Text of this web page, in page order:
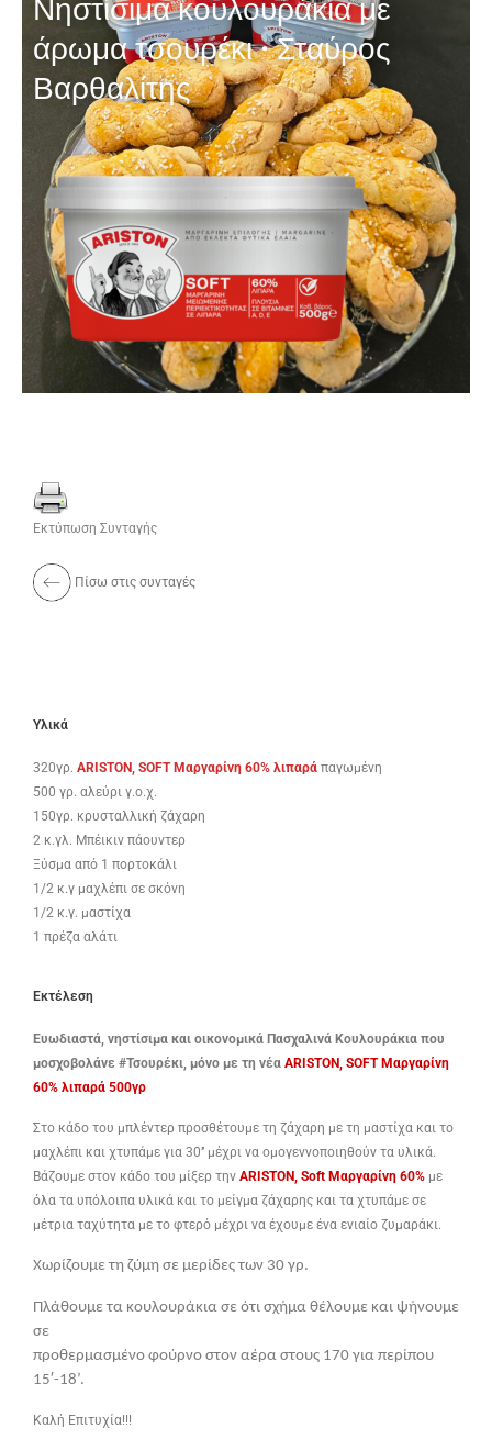
Νηστίσιμα κουλουράκια με
άρωμα τσουρέκι · Σταύρος
Βαρθαλίτης
Εκτύπωση Συνταγής
Πίσω στις συνταγές
Υλικά
320γρ. ARISTON, SOFT Μαργαρίνη 60% λιπαρά παγωμένη
500 γρ. αλεύρι γ.ο.χ.
150γρ. κρυσταλλική ζάχαρη
2 κ.γλ. Μπέικιν πάουντερ
Ξύσμα από 1 πορτοκάλι
1/2 κ.γ μαχλέπι σε σκόνη
1/2 κ.γ. μαστίχα
1 πρέζα αλάτι
Εκτέλεση
Ευωδιαστά, νηστίσιμα και οικονομικά Πασχαλινά Κουλουράκια που
μοσχοβολάνε #Τσουρέκι, μόνο με τη νέα ARISTON, SOFT Μαργαρίνη
60% λιπαρά 500γρ
Στο κάδο του μπλέντερ προσθέτουμε τη ζάχαρη με τη μαστίχα και το
μαχλέπι και χτυπάμε για 30’’ μέχρι να ομογεννοποιηθούν τα υλικά.
Βάζουμε στον κάδο του μίξερ την ARISTON, Soft Μαργαρίνη 60% με
όλα τα υπόλοιπα υλικά και το μείγμα ζάχαρης και τα χτυπάμε σε
μέτρια ταχύτητα με το φτερό μέχρι να έχουμε ένα ενιαίο ζυμαράκι.
Χωρίζουμε τη ζύμη σε μερίδες των 30 γρ.
Πλάθουμε τα κουλουράκια σε ότι σχήμα θέλουμε και ψήνουμε
σε
προθερμασμένο φούρνο στον αέρα στους 170 για περίπου
15′-18’.
Καλή Επιτυχία!!!